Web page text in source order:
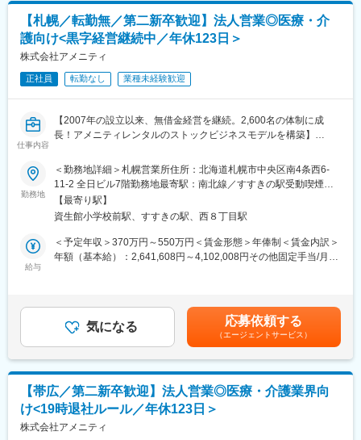
など未経験で転職してくる方も多いです。そのため教育体制が充
実しています。入社は原則偶数月と決まっており、同期入社者と
ともに2週間弱本社にて集合研修を行います。会社のことや業務を
遂行する上で必要な法令から実務まで座学中心でロープレを交え
業務を引継ぎながらOJT担当者とともに医療機関へ同行するな
ど、徐々に業務を身に着けていきます。確認テストやチェックシ
てるようになります。なお、その後も定期的に中途入社者に対し
てフォローを行う体制が整っています。
・チームワーク：通常は1人で業務にあたることが多いですが、困
ったときや先輩や上司がサポートしてくれるため、安心して進め
られます。また、家族の急な体調不良や突発休の場合にも周囲が
代理対応をしてくれる風土があり、チームワークが強みです。
した。管理職における女性比率も63.6%と、ライフイベントの多
い女性も活躍しやすい環境です。正社員の場合、転勤可能性はあ
変更の範囲：会社の定める業務
【札幌／転勤無／第二新卒歓迎】法人営業◎医療・介
護向け<黒字経営継続中／年休123日＞
株式会社アメニティ
正社員 転勤なし 業種未経験歓迎
仕事内容
【2007年の設立以来、無借金経営を継続。2,600名の体制に成
長！アメニティレンタルのストックビジネスモデルを構築】
を図るため、このたび新たな仲間をお迎えすることとなりまし
た。
■業務詳細：
病院や介護施設に向けて、入院・入所時に必要な衣類やタオル、
日用品などをレンタルできる「アメニティサポートシステム」を
提案する営業です。ニーズに応じて、人材派遣・紹介サービスや
院内売店の運営代行サービスも提案していきます。
献性も高く、今後の高齢化社会において成長が見込める成長産業
です。 また、病院や介護施設の業務軽減に貢献する事で、患者
様、利用者様へのサービス向上に直結する為、大変やりがいのあ
■キャリアアップについて：
本人の頑張りを昇給、昇格にて評価される制度が御座います。ま
た、事業拡大に伴い、新規の営業所も出店しており、営業所長や
エリアを管理する責任者などのポストがある為、早期のキャリア
勤務地
＜勤務地詳細＞札幌営業所住所：北海道札幌市中央区南4条西6-
11-2 全日ビル7階勤務地最寄駅：南北線／すすきの駅受動喫煙対
策：屋内全面禁煙変更の範囲：本文参照
【最寄り駅】
資生館小学校前駅、すすきの駅、西８丁目駅
給与
＜予定年収＞370万円～550万円＜賃金形態＞年俸制＜賃金内訳＞
年額（基本給）：2,641,608円～4,102,008円その他固定手当/月：
無＞有＜残業手当＞有＜給与補足＞※経験・能力・前職の給与など
を考慮するため上下する可能性があります・評価：年2回（4月・
10月/売上実績だけでなく取り組み姿勢や提案プロセスなどの定性
評価も重視）・年収例：370-480万円(主任/入社2-3年)⇒420-550
万円(係長/入社3-5年)賃金はあくまでも目安の金額であり、選考を
通じて上下する可能性があります。月給(月額)は固定手当を含めた
表記です。
気になる 応募依頼する
（エージェントサービス）
【帯広／第二新卒歓迎】法人営業◎医療・介護業界向
け<19時退社ルール／年休123日＞
株式会社アメニティ